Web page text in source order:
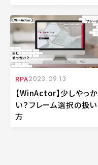
RPA2023.09.13
【WinActor】少しやっか
い？フレーム選択の扱い
方